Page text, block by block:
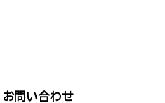
お問い合わせ